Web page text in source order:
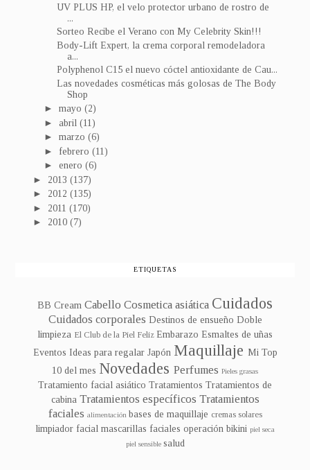
UV PLUS HP, el velo protector urbano de rostro de
...
Sorteo Recibe el Verano con My Celebrity Skin!!!
Body-Lift Expert, la crema corporal remodeladora
a...
Polyphenol C15 el nuevo cóctel antioxidante de Cau...
Las novedades cosméticas más golosas de The Body
Shop
►mayo(2)
►abril(11)
►marzo(6)
► febrero(11)
►enero(6)
► 2013 (137)
► 2012 (135)
► 2011 (170)
► 2010 (7)
ETIQUETAS
BB Cream Cabello Cosmetica asiática Cuidados
Cuidados corporales Destinos de ensueño Doble
limpieza El Club de la Piel Feliz Embarazo Esmaltes de uñas
Eventos Ideas para regalar Japón Maquillaje Mi Top
10 del mes Novedades Perfumes Pieles grasas
Tratamiento facial asiático Tratamientos Tratamientos de
cabina Tratamientos específicos Tratamientos
faciales alimentación bases de maquillaje cremas solares
limpiador facial mascarillas faciales operación bikini piel seca
piel sensible salud